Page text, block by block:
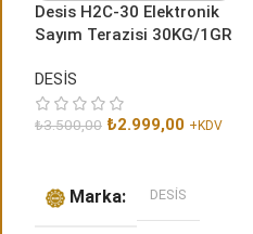
Desis H2C-30 Elektronik
Sayım Terazisi 30KG/1GR
DESİS
₺3.500,00 ₺2.999,00 +KDV
Marka DESİS